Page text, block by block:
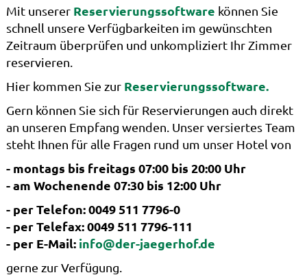
Mit unserer Reservierungssoftware können Sie
schnell unsere Verfügbarkeiten im gewünschten
Zeitraum überprüfen und unkompliziert Ihr Zimmer
reservieren.
Hier kommen Sie zur Reservierungssoftware.
Gern können Sie sich für Reservierungen auch direkt
an unseren Empfang wenden. Unser versiertes Team
steht Ihnen für alle Fragen rund um unser Hotel von
- montags bis freitags 07:00 bis 20:00 Uhr
- am Wochenende 07:30 bis 12:00 Uhr
- per Telefon: 0049 511 7796-0
- per Telefax: 0049 511 7796-111
- per E-Mail: info@der-jaegerhof.de
gerne zur Verfügung.